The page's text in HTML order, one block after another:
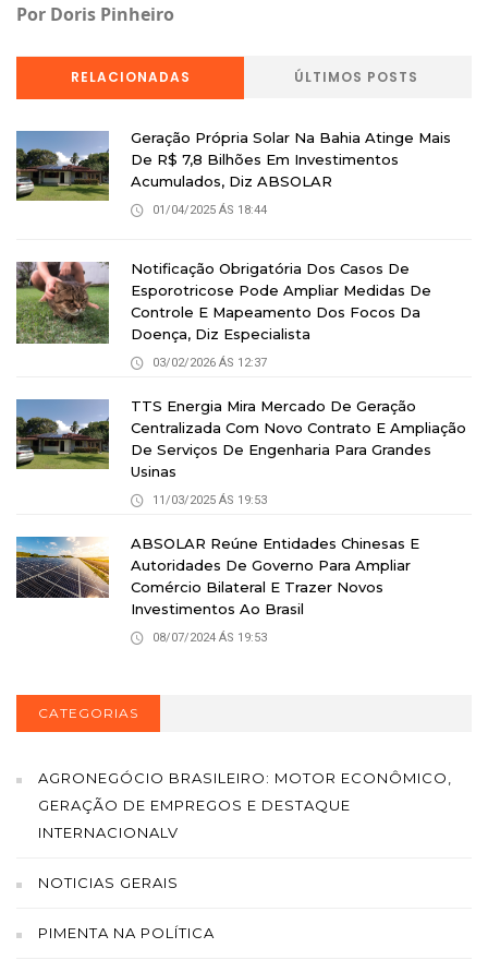
Por Doris Pinheiro
RELACIONADAS ÚLTIMOS POSTS
Geração Própria Solar Na Bahia Atinge Mais
De R$ 7,8 Bilhões Em Investimentos
Acumulados, Diz ABSOLAR
01/04/2025 ÁS 18:44
Notificação Obrigatória Dos Casos De
Esporotricose Pode Ampliar Medidas De
Controle E Mapeamento Dos Focos Da
Doença, Diz Especialista
03/02/2026 ÁS 12:37
TTS Energia Mira Mercado De Geração
Centralizada Com Novo Contrato E Ampliação
De Serviços De Engenharia Para Grandes
Usinas
11/03/2025 ÁS 19:53
ABSOLAR Reúne Entidades Chinesas E
Autoridades De Governo Para Ampliar
Comércio Bilateral E Trazer Novos
Investimentos Ao Brasil
08/07/2024 ÁS 19:53
CATEGORIAS
AGRONEGÓCIO BRASILEIRO: MOTOR ECONÔMICO,
GERAÇÃO DE EMPREGOS E DESTAQUE
INTERNACIONALV
NOTICIAS GERAIS
PIMENTA NA POLÍTICA